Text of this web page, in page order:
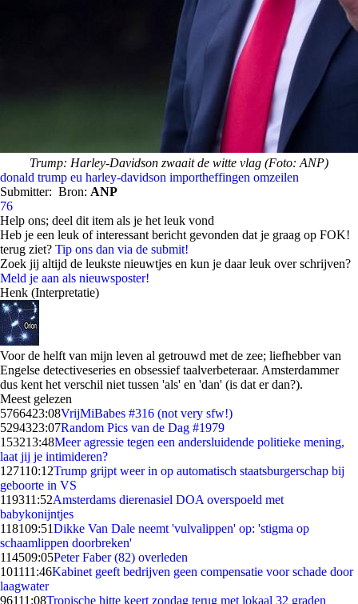
Trump: Harley-Davidson zwaait de witte vlag (Foto: ANP)
donald trump eu harley-davidson importheffingen omzeilen
Submitter: Bron: ANP
76
Help ons; deel dit item als je het leuk vond
Heb je een leuk of interessant bericht gevonden dat je graag op FOK!
terug ziet? Tip ons dan via de submit!
Zoek jij altijd de leukste nieuwtjes en kun je daar leuk over schrijven?
Meld je aan als nieuwsposter!
Henk (Interpretatie)
Voor de helft van mijn leven al getrouwd met de zee; liefhebber van
Engelse detectiveseries en obsessief taalverbeteraar. Amsterdammer
dus kent het verschil niet tussen 'als' en 'dan' (is dat er dan?).
Meest gelezen
5766423:08VrijMiBabes #316 (not very sfw!)
5294323:07Random Pics van de Dag #1979
153213:48Meer agressie tegen een andersluidende politieke mening,
laat jij je intimideren?
127110:12Trump grijpt weer in op automatisch staatsburgerschap bij
geboorte in VS
119311:52Amsterdams dierenasiel DOA overspoeld met
babykonijntjes
118109:51Dikke Van Dale neemt 'vulvalippen' op: 'stigma op
schaamlippen doorbreken'
114509:05Peter Faber (82) overleden
101111:46Kabinet geeft bedrijven geen compensatie voor schade door
laagwater
96111:08Tropische hitte keert zondag terug met lokaal 32 graden